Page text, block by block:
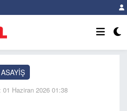
ASAYİŞ
01 Haziran 2026 01:38